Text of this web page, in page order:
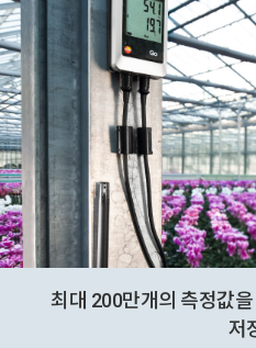
최대 200만개의 측정값을
저